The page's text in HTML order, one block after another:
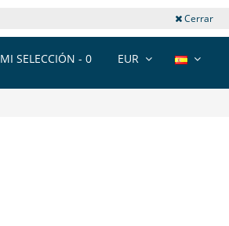
Cerrar
EUR
MI SELECCIÓN - 0